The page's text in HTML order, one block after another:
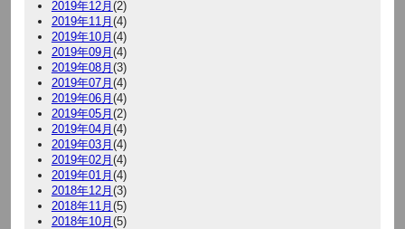
2019年12月 (2)
2019年11月 (4)
2019年10月 (4)
2019年09月 (4)
2019年08月 (3)
2019年07月 (4)
2019年06月 (4)
2019年05月 (2)
2019年04月 (4)
2019年03月 (4)
2019年02月 (4)
2019年01月 (4)
2018年12月 (3)
2018年11月 (5)
2018年10月 (5)